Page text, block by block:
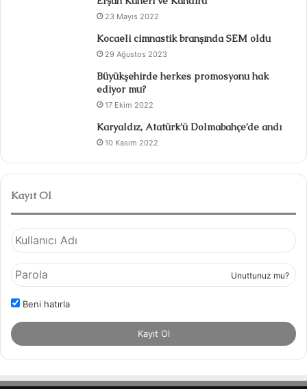
23 Mayıs 2022
Kocaeli cimnastik branşında SEM oldu
29 Ağustos 2023
Büyükşehirde herkes promosyonu hak
ediyor mu?
17 Ekim 2022
Karyaldız, Atatürk’ü Dolmabahçe’de andı
10 Kasım 2022
Kayıt Ol
Unuttunuz mu?
Beni hatırla
Kayıt Ol